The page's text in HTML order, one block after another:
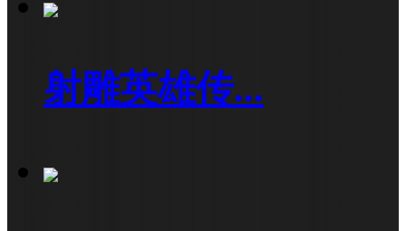
射雕英雄传...